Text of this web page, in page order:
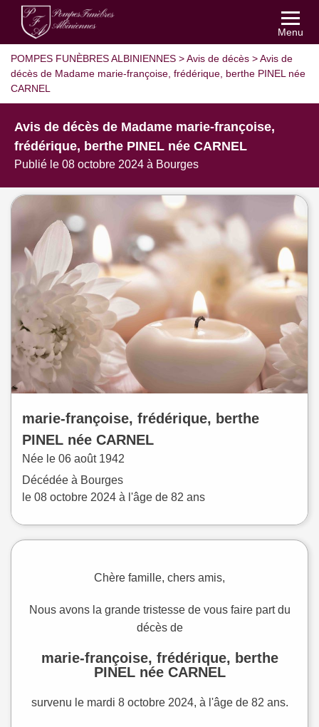
Menu
POMPES FUNÈBRES ALBINIENNES >Avis de décès >Avis de
décès de Madame marie-françoise, frédérique, berthe PINEL née
CARNEL
Avis de décès de Madame marie-françoise,
frédérique, berthe PINEL née CARNEL
Publié le 08 octobre 2024 à Bourges
marie-françoise, frédérique, berthe
PINEL née CARNEL
Née le 06 août 1942
Décédée à Bourges
le 08 octobre 2024 à l'âge de 82 ans
Chère famille, chers amis,
Nous avons la grande tristesse de vous faire part du
décès de
marie-françoise, frédérique, berthe
PINEL née CARNEL
survenu le mardi 8 octobre 2024, à l'âge de 82 ans.